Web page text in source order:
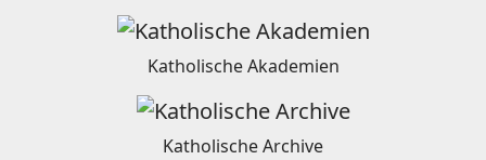
Katholische Akademien
Katholische Archive